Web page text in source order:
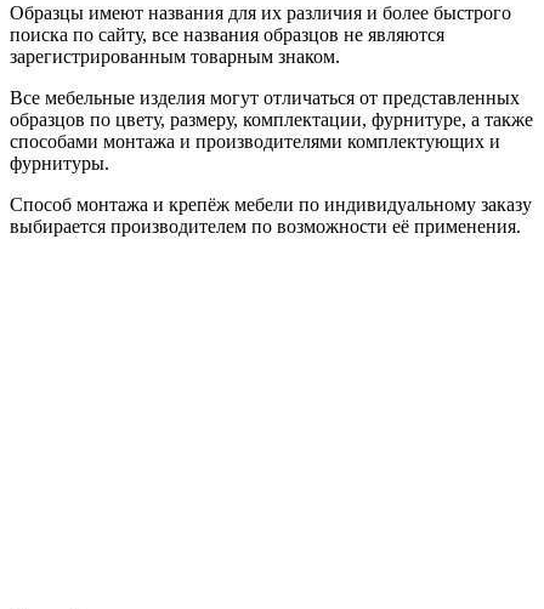
Образцы имеют названия для их различия и более быстрого
поиска по сайту, все названия образцов не являются
зарегистрированным товарным знаком.
Все мебельные изделия могут отличаться от представленных
образцов по цвету, размеру, комплектации, фурнитуре, а также
способами монтажа и производителями комплектующих и
фурнитуры.
Способ монтажа и крепёж мебели по индивидуальному заказу
выбирается производителем по возможности её применения.